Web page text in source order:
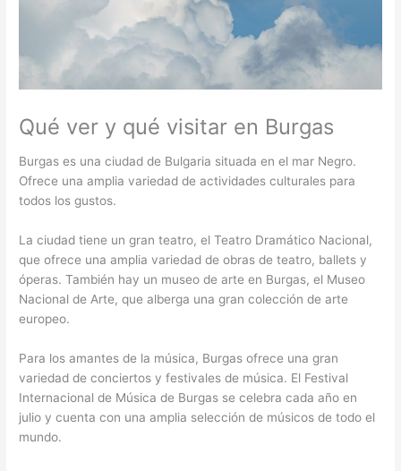
Qué ver y qué visitar en Burgas
Burgas es una ciudad de Bulgaria situada en el mar Negro.
Ofrece una amplia variedad de actividades culturales para
todos los gustos.
La ciudad tiene un gran teatro, el Teatro Dramático Nacional,
que ofrece una amplia variedad de obras de teatro, ballets y
óperas. También hay un museo de arte en Burgas, el Museo
Nacional de Arte, que alberga una gran colección de arte
europeo.
Para los amantes de la música, Burgas ofrece una gran
variedad de conciertos y festivales de música. El Festival
Internacional de Música de Burgas se celebra cada año en
julio y cuenta con una amplia selección de músicos de todo el
mundo.